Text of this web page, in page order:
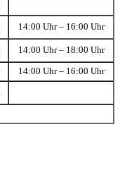
14:00 Uhr – 16:00 Uhr
14:00 Uhr – 18:00 Uhr
14:00 Uhr – 16:00 Uhr